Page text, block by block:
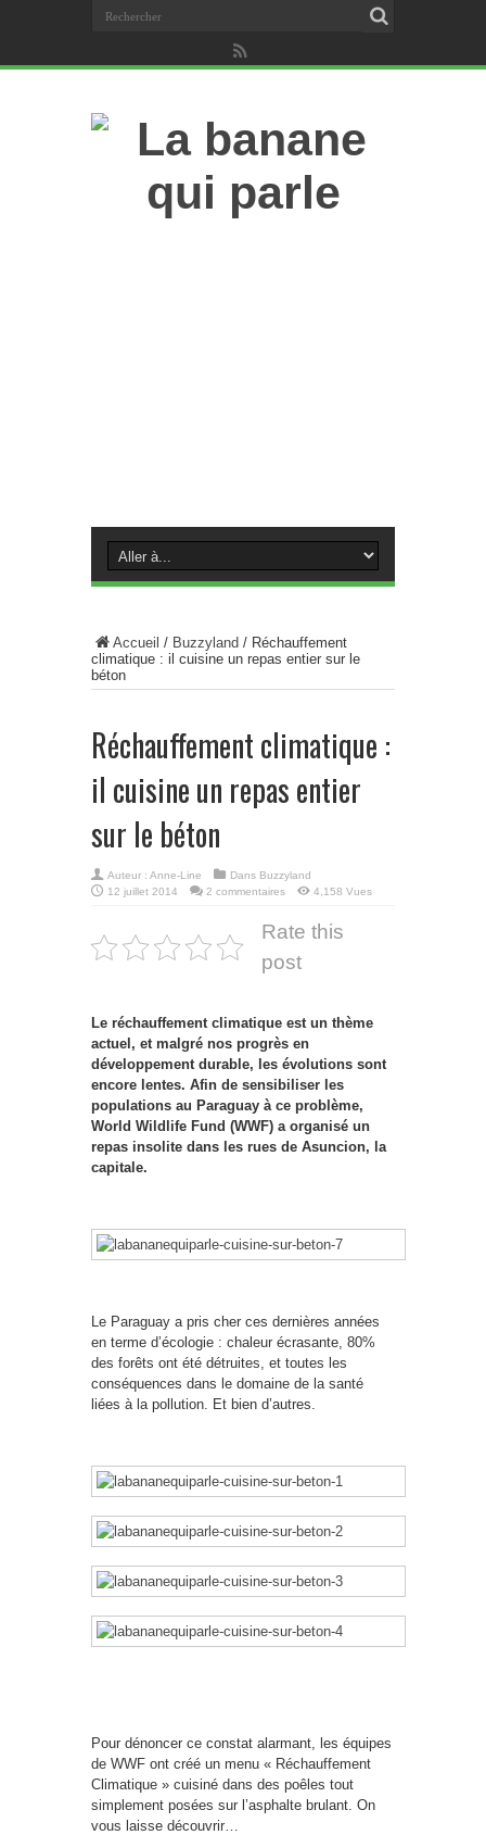
Accueil / Buzzyland / Réchauffement
climatique : il cuisine un repas entier sur le
béton
Réchauffement climatique :
il cuisine un repas entier
sur le béton
Auteur : Anne-Line Dans Buzzyland
12 juillet 2014
2 commentaires 4,158 Vues
Rate this
post
Le réchauffement climatique est un thème
actuel, et malgré nos progrès en
développement durable, les évolutions sont
encore lentes. Afin de sensibiliser les
populations au Paraguay à ce problème,
World Wildlife Fund (WWF) a organisé un
repas insolite dans les rues de Asuncion, la
capitale.
Le Paraguay a pris cher ces dernières années
en terme d’écologie : chaleur écrasante, 80%
des forêts ont été détruites, et toutes les
conséquences dans le domaine de la santé
liées à la pollution. Et bien d’autres.
Pour dénoncer ce constat alarmant, les équipes
de WWF ont créé un menu « Réchauffement
Climatique » cuisiné dans des poêles tout
simplement posées sur l’asphalte brulant. On
vous laisse découvrir…